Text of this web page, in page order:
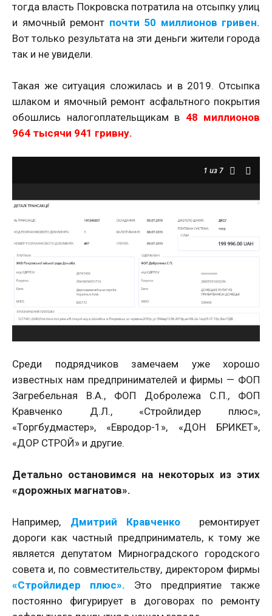
тогда власть Покровска потратила на отсыпку улиц
и ямочный ремонт почти 50 миллионов гривен.
Вот только результата на эти деньги жители города
так и не увидели.
Такая же ситуация сложилась и в 2019. Отсыпка
шлаком и ямочный ремонт асфальтного покрытия
обошлись налогоплательщикам в 48 миллионов
964 тысячи 941 гривну.
1 из 7
Среди подрядчиков замечаем уже хорошо
известных нам предпринимателей и фирмы — ФОП
Загребельная В.А., ФОП Добролежа С.П., ФОП
Кравченко Д.Л., «Стройлидер плюс»,
«Торгбудмастер», «Евродор-1», «ДОН БРИКЕТ»,
«ДОР СТРОЙ» и другие.
Детально остановимся на некоторых из этих
«дорожных магнатов».
Например, Дмитрий Кравченко ремонтирует
дороги как частный предприниматель, к тому же
является депутатом Мирноградского городского
совета и, по совместительству, директором фирмы
«Стройлидер плюс».
Это предприятие также
постоянно фигурирует в договорах по ремонту